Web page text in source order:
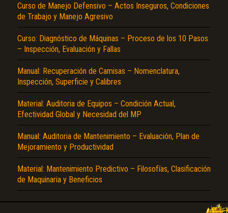
Curso de Manejo Defensivo – Actos Inseguros, Condiciones
de Trabajo y Manejo Agresivo
Curso: Diagnóstico de Máquinas – Proceso de los 10 Pasos
– Inspección, Evaluación y Fallas
Manual: Recuperación de Camisas – Nomenclatura,
Inspección, Superficie y Calibres
Material: Auditoria de Equipos – Condición Actual,
Efectividad Global y Necesidad del MP
Manual: Auditoria de Mantenimiento – Evaluación, Plan de
Mejoramiento y Productividad
Material: Mantenimiento Predictivo – Filosofías, Clasificación
de Maquinaria y Beneficios